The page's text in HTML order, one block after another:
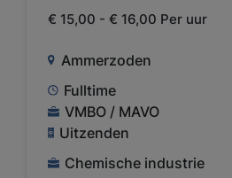
€ 15,00 - € 16,00 Per uur
Ammerzoden
Fulltime
VMBO / MAVO
Uitzenden
Chemische industrie